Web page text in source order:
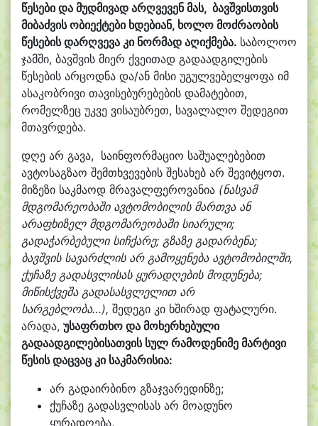
წესები და მუდმივად არღვევენ მას, ბავშვისთვის
მიბაძვის ობიექტები ხდებიან, ხოლო მოძრაობის
წესების დარღვევა კი ნორმად აღიქმება. საბოლოო
ჯამში, ბავშვის მიერ ქვეითად გადაადგილების
წესების არცოდნა და/ან მისი უგულვებელყოფა იმ
ასაკობრივი თავისებურებების დამატებით,
რომელზეც უკვე ვისაუბრეთ, სავალალო შედეგით
მთავრდება.
დღე არ გავა, საინფორმაციო საშუალებებით
ავტოსაგზაო შემთხვევების შესახებ არ შევიტყოთ.
მიზეზი საკმაოდ მრავალფეროვანია (ნასვამ
მდგომარეობაში ავტომობილის მართვა ან
არაფხიზელ მდგომარეობაში სიარული;
გადაჭარბებული სიჩქარე; გზაზე გადარბენა;
ბავშვის სავარძლის არ გამოყენება ავტომობილში,
ქუჩაზე გადასვლისას ყურადღების მოდუნება;
მიწისქვეშა გადასასვლელით არ
სარგებლობა…), შედეგი კი ხშირად ფატალური.
არადა, უსაფრთხო და მოხერხებული
გადაადგილებისათვის სულ რამოდენიმე მარტივი
წესის დაცვაც კი საკმარისია:
არ გადაირბინო გზაჯვარედინზე;
ქუჩაზე გადასვლისას არ მოადუნო
ყურადღება,